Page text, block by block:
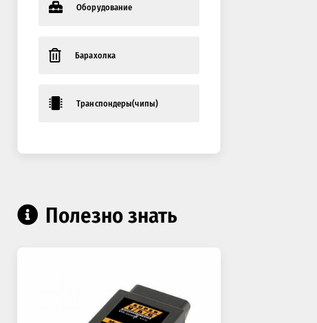
Оборудование
Барахолка
Транспондеры(чипы)
Полезно знать